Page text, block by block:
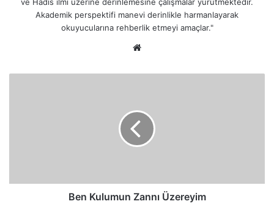
Akademik perspektifi manevi derinlikle harmanlayarak
okuyucularına rehberlik etmeyi amaçlar."
Ben Kulumun Zannı Üzereyim